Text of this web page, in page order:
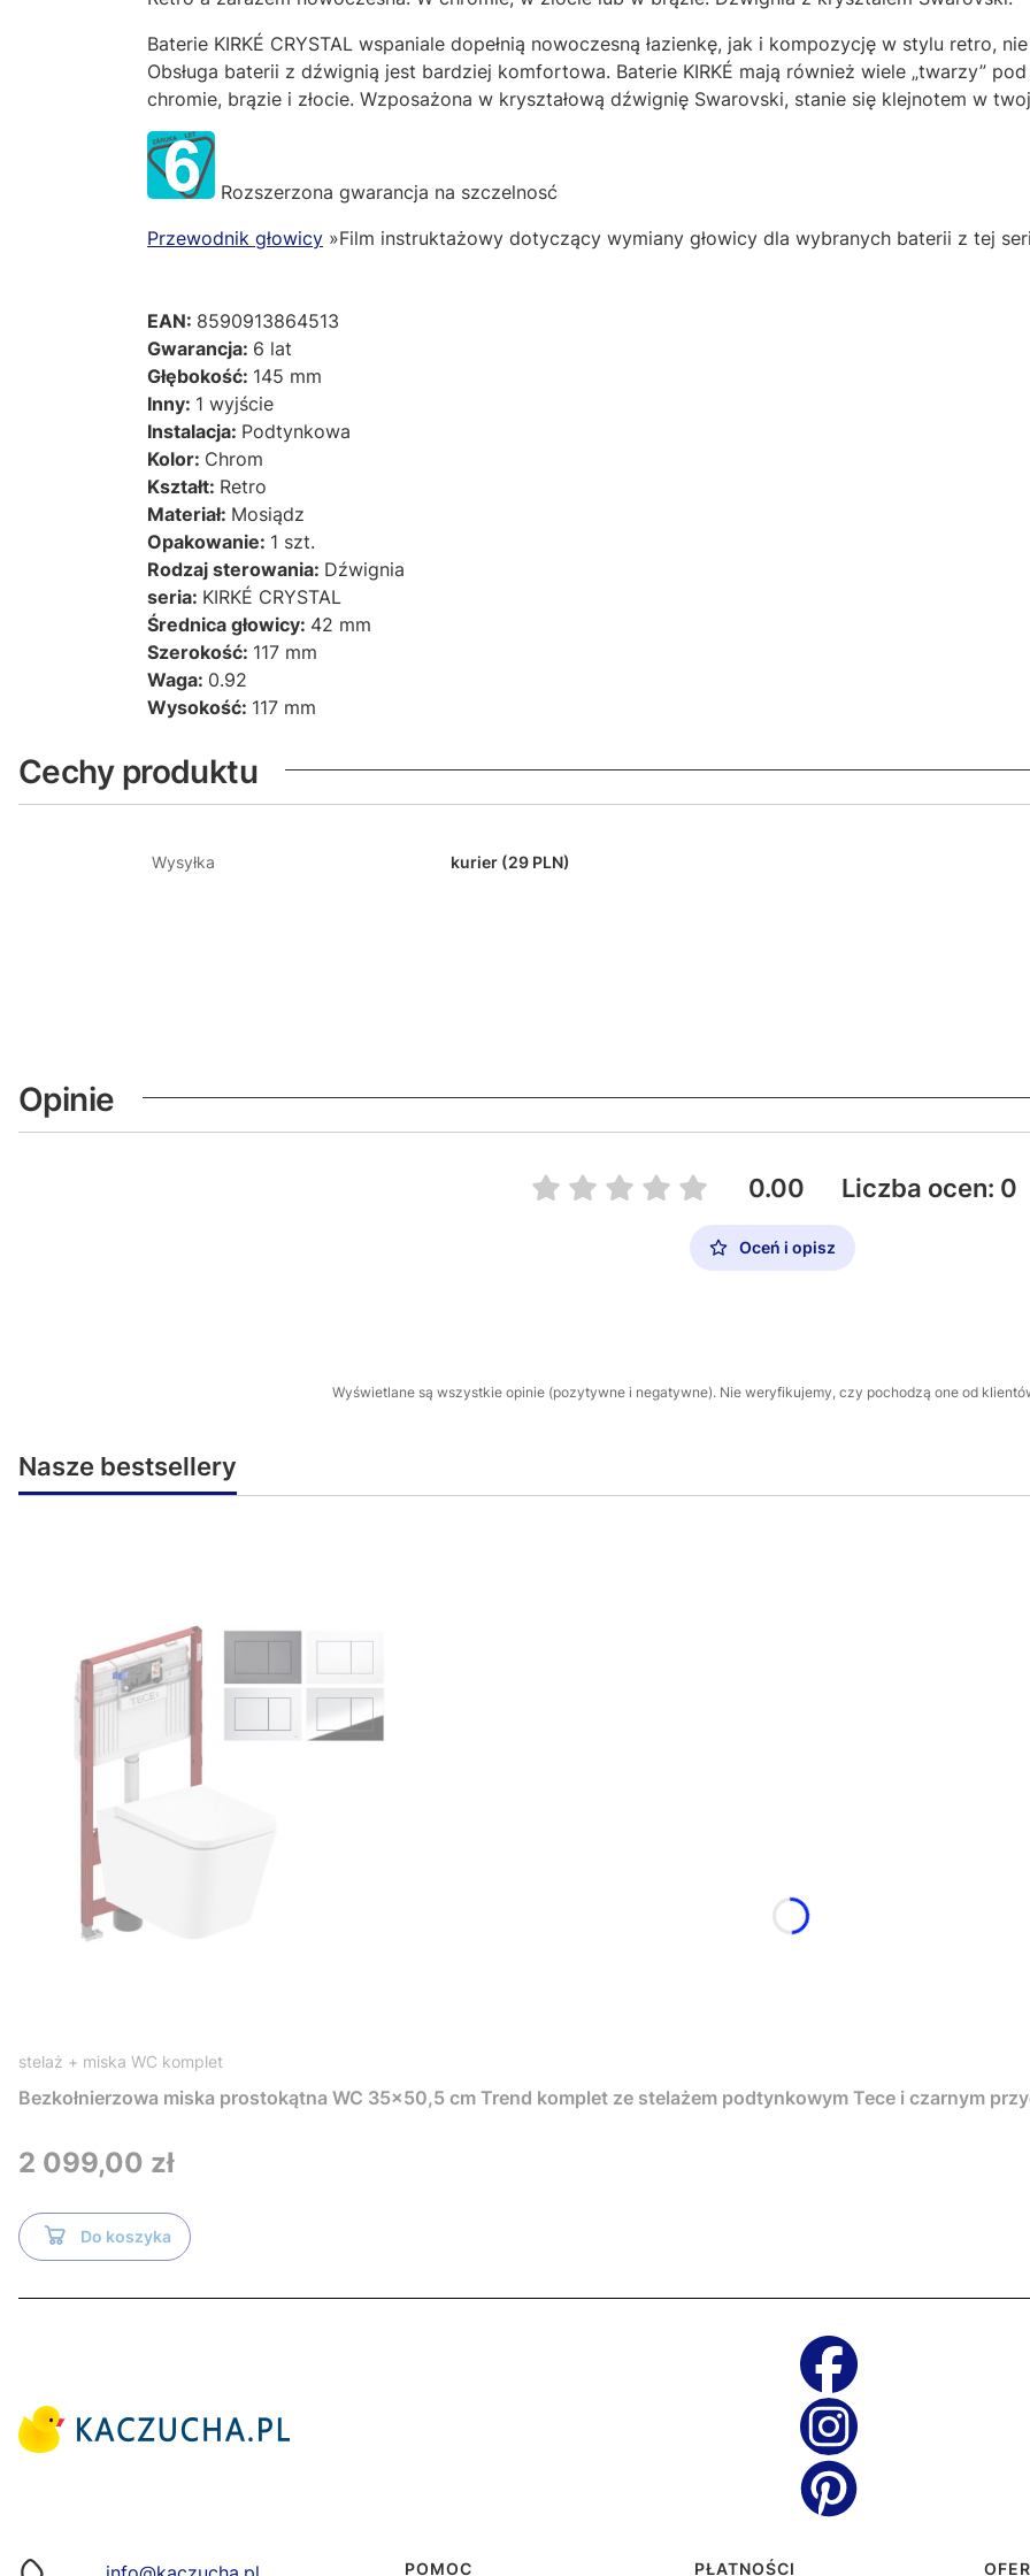
Baterie KIRKÉ CRYSTAL wspaniale dopełnią nowoczesną łazienkę, jak i kompozycję w stylu retro,
Obsługa baterii z dźwignią jest bardziej komfortowa. Baterie KIRKÉ mają również wiele „twarzy”
chromie, brązie i złocie. Wzposażona w kryształową dźwignię Swarovski, stanie się klejnotem w
Rozszerzona gwarancja na szczelnosć
Przewodnik głowicy »Film instruktażowy dotyczący wymiany głowicy dla wybranych baterii z tej
EAN: 8590913864513
Gwarancja: 6 lat
Głębokość: 145 mm
Inny: 1 wyjście
Instalacja: Podtynkowa
Kolor: Chrom
Kształt: Retro
Materiał: Mosiądz
Opakowanie: 1 szt.
Rodzaj sterowania: Dźwignia
seria: KIRKÉ CRYSTAL
Średnica głowicy: 42 mm
Szerokość: 117 mm
Waga: 0.92
Wysokość: 117 mm
Cechy produktu
Wysyłka kurier (29 PLN)
Opinie
0.00 Liczba ocen: 0
Oceń i opisz
Wyświetlane są wszystkie opinie (pozytywne i negatywne). Nie weryfikujemy, czy pochodzą one od
Nasze bestsellery
stelaż + miska WC komplet
Bezkołnierzowa miska prostokątna WC 35x50,5 cm Trend komplet ze stelażem podtynkowym Tece i czarnym
Cena
2 099,00 zł
Do koszyka
POMOC PŁATNOŚCI